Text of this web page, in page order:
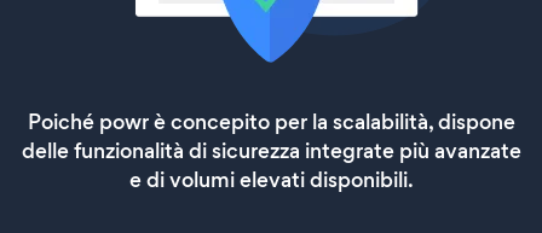
Poiché powr è concepito per la scalabilità, dispone
delle funzionalità di sicurezza integrate più avanzate
e di volumi elevati disponibili.